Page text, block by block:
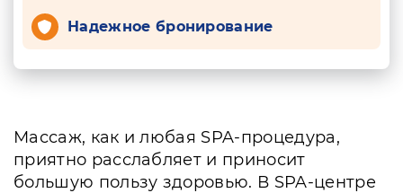
Надежное бронирование
Массаж, как и любая SPA-процедура,
приятно расслабляет и приносит
большую пользу здоровью. В SPA-центре